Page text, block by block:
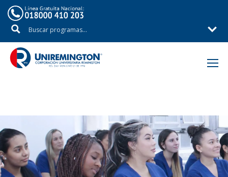
Inicio Estudiante